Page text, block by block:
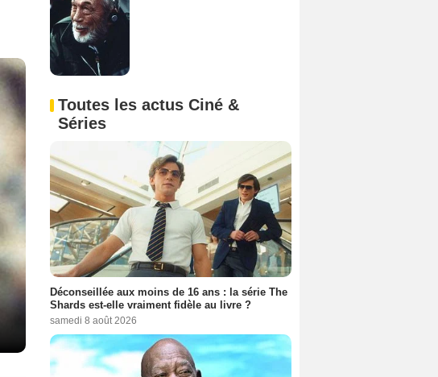
Toutes les actus Ciné &
Séries
Déconseillée aux moins de 16 ans : la série The
Shards est-elle vraiment fidèle au livre ?
samedi 8 août 2026